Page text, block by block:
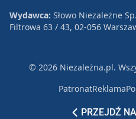
PRZEJDŹ
Wydawca: Słowo Niezależne
Filtrowa 63 / 43, 02-056
© 2026 Niezależna.pl.
PatronatReklama